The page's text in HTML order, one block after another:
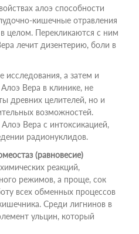
алоэ способности
кишечные отравления
целом. Перекликаются с ним
лечит дизентерию, боли в
а затем и
Вера в клинике, не
древних целителей, но и
возможностей.
Вера с интоксикацией,
радионуклидов.
(равновесие)
реакций,
режимов, а проще, сок
всех обменных процессов
Среди лигнинов в
ульцин, который